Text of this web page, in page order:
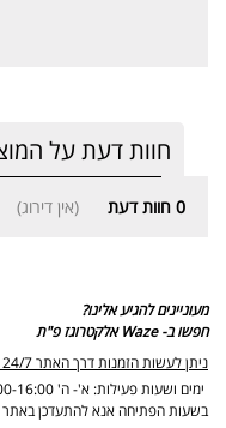
חוות דעת על
0 חוות דעת (אין דירוג)
מעוניינים להגיע אלינו?
חפשו ב- Waze אלקטרוגז פ"ת
ניתן לעשות הזמנות דרך האתר 24/7 במשלוחים לכל הארץ
ימים ושעות פעילות: א'- ה' 8:00-16:00, שישי שבת - סגור,
בשעות הפתיחה אנא להתעדכן